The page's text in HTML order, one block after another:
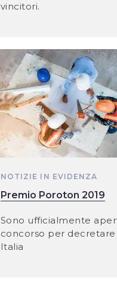
vincitori.
NOTIZIE IN EVIDENZA
Premio Poroton 2019
Sono ufficialmente
concorso per
Italia